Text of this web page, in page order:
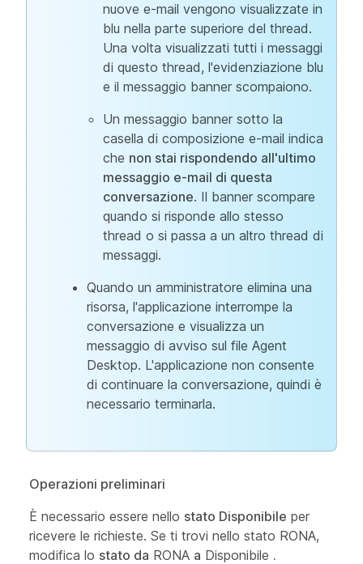
nuove e-mail vengono visualizzate in
blu nella parte superiore del thread.
Una volta visualizzati tutti i messaggi
di questo thread, l'evidenziazione blu
e il messaggio banner scompaiono.
Un messaggio banner sotto la
casella di composizione e-mail indica
che non stai rispondendo all'ultimo
messaggio e-mail di questa
conversazione. Il banner scompare
quando si risponde allo stesso
thread o si passa a un altro thread di
messaggi.
Quando un amministratore elimina una
risorsa, l'applicazione interrompe la
conversazione e visualizza un
messaggio di avviso sul file Agent
Desktop. L'applicazione non consente
di continuare la conversazione, quindi è
necessario terminarla.
Operazioni preliminari
È necessario essere nello stato Disponibile per
ricevere le richieste. Se ti trovi nello stato RONA,
modifica lo stato da RONA a Disponibile .